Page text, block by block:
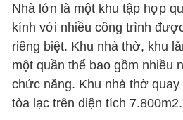
Nhà lớn là một khu tập hợp
kính với nhiều công trình
riêng biệt. Khu nhà thờ, khu
một quần thể bao gồm nhiều
chức năng. Khu nhà thờ
tòa lạc trên diện tích 7.800m2.